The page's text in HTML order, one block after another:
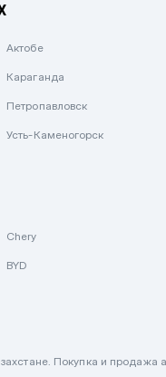
Актобе
Караганда
Петропавловск
Усть-Каменогорск
Chery
BYD
Покупка и продажа